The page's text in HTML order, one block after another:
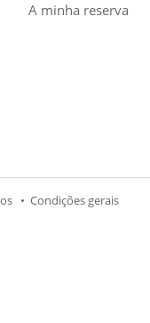
A minha reserva
Condições gerais